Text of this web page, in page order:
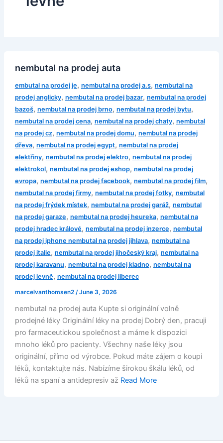
nembutal na prodej auta
embutal na prodej je, nembutal na prodej a.s, nembutal na
prodej anglicky, nembutal na prodej bazar, nembutal na prodej
bazoš, nembutal na prodej brno, nembutal na prodej bytu,
nembutal na prodej cena, nembutal na prodej chaty, nembutal
na prodej cz, nembutal na prodej domu, nembutal na prodej
dřeva, nembutal na prodej egypt, nembutal na prodej
elektřiny, nembutal na prodej elektro, nembutal na prodej
elektrokol, nembutal na prodej eshop, nembutal na prodej
evropa, nembutal na prodej facebook, nembutal na prodej film,
nembutal na prodej firmy, nembutal na prodej fotky, nembutal
na prodej frýdek místek, nembutal na prodej garáž, nembutal
na prodej garaze, nembutal na prodej heureka, nembutal na
prodej hradec králové, nembutal na prodej inzerce, nembutal
na prodej iphone nembutal na prodej jihlava, nembutal na
prodej italie, nembutal na prodej jihočeský kraj, nembutal na
prodej karavanu, nembutal na prodej kladno, nembutal na
prodej levně, nembutal na prodej liberec
marcelvanthomsen2 /June 3, 2026
nembutal na prodej auta Kupte si originální volně
prodejné léky Originální léky na prodej Dobrý den, pracuji
pro farmaceutickou společnost a máme k dispozici
mnoho léků pro pacienty. Všechny naše léky jsou
originální, přímo od výrobce. Pokud máte zájem o koupi
léků, kontaktujte nás. Nabízíme širokou škálu léků, od
léků na spaní a antidepresiv až Read More